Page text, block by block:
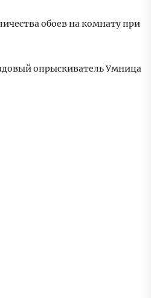
обоев на комнату при
опрыскиватель Умница